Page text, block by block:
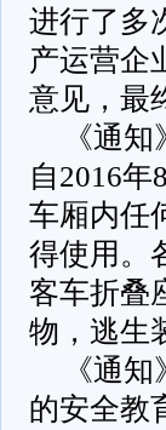
进行了多
产运营企
意见，最
《通
自2016
车厢内任
得使用。
客车折叠
物，逃生
《通
的安全教